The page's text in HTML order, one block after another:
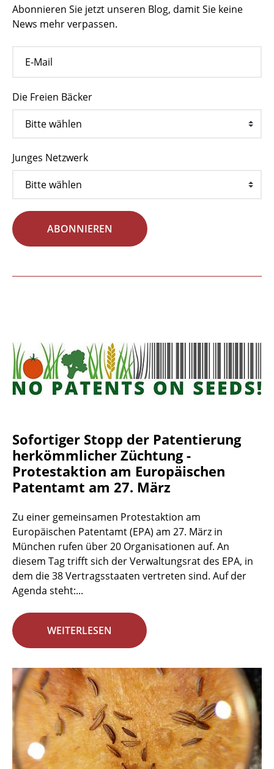
Abonnieren Sie jetzt unseren Blog, damit Sie keine
News mehr verpassen.
Die Freien Bäcker
Junges Netzwerk
ABONNIEREN
Sofortiger Stopp der Patentierung
herkömmlicher Züchtung -
Protestaktion am Europäischen
Patentamt am 27. März
Zu einer gemeinsamen Protestaktion am
Europäischen Patentamt (EPA) am 27. März in
München rufen über 20 Organisationen auf. An
diesem Tag trifft sich der Verwaltungsrat des EPA, in
dem die 38 Vertragsstaaten vertreten sind. Auf der
Agenda steht:...
WEITERLESEN